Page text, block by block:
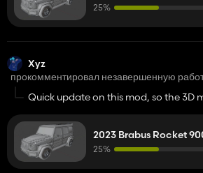
25%
Xyz
прокомментировал незавершенную
Quick update on this mod, so the 3D
Giants Editor. For now this mod isn't
release it eventually.2023 Brabus Rocket
25%